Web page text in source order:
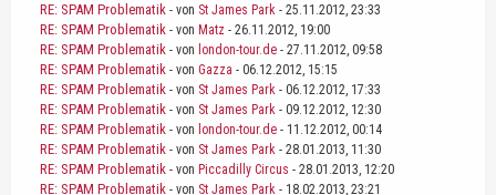
RE: SPAM Problematik - von St James Park - 25.11.2012, 23:33
RE: SPAM Problematik - von Matz - 26.11.2012, 19:00
RE: SPAM Problematik - von london-tour.de - 27.11.2012, 09:58
RE: SPAM Problematik - von Gazza - 06.12.2012, 15:15
RE: SPAM Problematik - von St James Park - 06.12.2012, 17:33
RE: SPAM Problematik - von St James Park - 09.12.2012, 12:30
RE: SPAM Problematik - von london-tour.de - 11.12.2012, 00:14
RE: SPAM Problematik - von St James Park - 28.01.2013, 11:30
RE: SPAM Problematik - von Piccadilly Circus - 28.01.2013, 12:20
RE: SPAM Problematik - von St James Park - 18.02.2013, 23:21